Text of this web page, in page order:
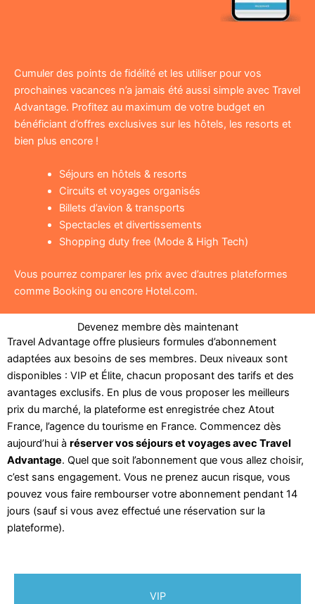
Cumuler des points de fidélité et les utiliser pour vos
prochaines vacances n’a jamais été aussi simple avec Travel
Advantage. Profitez au maximum de votre budget en
bénéficiant d’offres exclusives sur les hôtels, les resorts et
bien plus encore !
Séjours en hôtels & resorts
Circuits et voyages organisés
Billets d’avion & transports
Spectacles et divertissements
Shopping duty free (Mode & High Tech)
Vous pourrez comparer les prix avec d’autres plateformes
comme Booking ou encore Hotel.com.
Devenez membre dès maintenant
Travel Advantage offre plusieurs formules d’abonnement
adaptées aux besoins de ses membres. Deux niveaux sont
disponibles : VIP et Élite, chacun proposant des tarifs et des
avantages exclusifs. En plus de vous proposer les meilleurs
prix du marché, la plateforme est enregistrée chez Atout
France, l’agence du tourisme en France. Commencez dès
aujourd’hui à réserver vos séjours et voyages avec Travel
Advantage. Quel que soit l’abonnement que vous allez choisir,
c’est sans engagement. Vous ne prenez aucun risque, vous
pouvez vous faire rembourser votre abonnement pendant 14
jours (sauf si vous avez effectué une réservation sur la
plateforme).
VIP